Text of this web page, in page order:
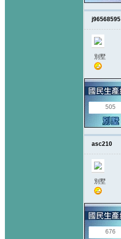
j96568595
別墅
505
asc210
別墅
676